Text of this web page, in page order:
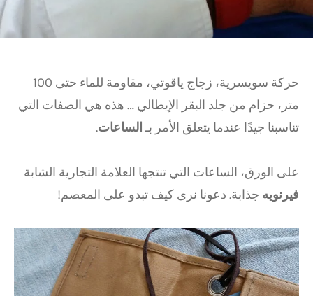
حركة سويسرية، زجاج ياقوتي، مقاومة للماء حتى 100
متر، حزام من جلد البقر الإيطالي … هذه هي الصفات التي
تناسبنا جيدًا عندما يتعلق الأمر بـ الساعات.
على الورق، الساعات التي تنتجها العلامة التجارية الشابة
فيرنويه جذابة. دعونا نرى كيف تبدو على المعصم!